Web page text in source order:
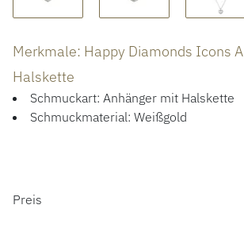
ÜBER UNS
Merkmale: Happy Diamonds Icons
Halskette
Schmuckart: Anhänger mit Halskette
Schmuckmaterial: Weißgold
PREISINFORMATIONEN
Preis